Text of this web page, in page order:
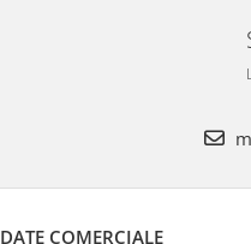
DATE COMERCIALE